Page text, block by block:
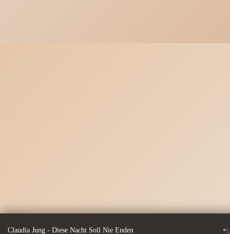
Claudia Jung - Diese Nacht Soll Nie Enden •